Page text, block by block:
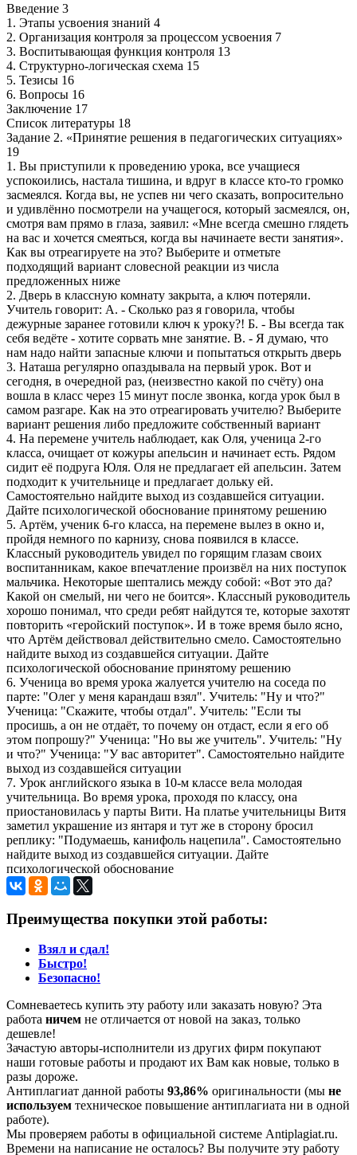
Введение 3
1. Этапы усвоения знаний 4
2. Организация контроля за процессом усвоения 7
3. Воспитывающая функция контроля 13
4. Структурно-логическая схема 15
5. Тезисы 16
6. Вопросы 16
Заключение 17
Список литературы 18
Задание 2. «Принятие решения в педагогических ситуациях»
19
1. Вы приступили к проведению урока, все учащиеся
успокоились, настала тишина, и вдруг в классе кто-то громко
засмеялся. Когда вы, не успев ни чего сказать, вопросительно
и удивлённо посмотрели на учащегося, который засмеялся, он,
смотря вам прямо в глаза, заявил: «Мне всегда смешно глядеть
на вас и хочется смеяться, когда вы начинаете вести занятия».
Как вы отреагируете на это? Выберите и отметьте
подходящий вариант словесной реакции из числа
предложенных ниже
2. Дверь в классную комнату закрыта, а ключ потеряли.
Учитель говорит: А. - Сколько раз я говорила, чтобы
дежурные заранее готовили ключ к уроку?! Б. - Вы всегда так
себя ведёте - хотите сорвать мне занятие. В. - Я думаю, что
нам надо найти запасные ключи и попытаться открыть дверь
3. Наташа регулярно опаздывала на первый урок. Вот и
сегодня, в очередной раз, (неизвестно какой по счёту) она
вошла в класс через 15 минут после звонка, когда урок был в
самом разгаре. Как на это отреагировать учителю? Выберите
вариант решения либо предложите собственный вариант
4. На перемене учитель наблюдает, как Оля, ученица 2-го
класса, очищает от кожуры апельсин и начинает есть. Рядом
сидит её подруга Юля. Оля не предлагает ей апельсин. Затем
подходит к учительнице и предлагает дольку ей.
Самостоятельно найдите выход из создавшейся ситуации.
Дайте психологической обоснование принятому решению
5. Артём, ученик 6-го класса, на перемене вылез в окно и,
пройдя немного по карнизу, снова появился в классе.
Классный руководитель увидел по горящим глазам своих
воспитанникам, какое впечатление произвёл на них поступок
мальчика. Некоторые шептались между собой: «Вот это да?
Какой он смелый, ни чего не боится». Классный руководитель
хорошо понимал, что среди ребят найдутся те, которые захотят
повторить «геройский поступок». И в тоже время было ясно,
что Артём действовал действительно смело. Самостоятельно
найдите выход из создавшейся ситуации. Дайте
психологической обоснование принятому решению
6. Ученица во время урока жалуется учителю на соседа по
парте: "Олег у меня карандаш взял". Учитель: "Ну и что?"
Ученица: "Скажите, чтобы отдал". Учитель: "Если ты
просишь, а он не отдаёт, то почему он отдаст, если я его об
этом попрошу?" Ученица: "Но вы же учитель". Учитель: "Ну
и что?" Ученица: "У вас авторитет". Самостоятельно найдите
выход из создавшейся ситуации
7. Урок английского языка в 10-м классе вела молодая
учительница. Во время урока, проходя по классу, она
приостановилась у парты Вити. На платье учительницы Витя
заметил украшение из янтаря и тут же в сторону бросил
реплику: "Подумаешь, канифоль нацепила". Самостоятельно
найдите выход из создавшейся ситуации. Дайте
психологической обоснование
Преимущества покупки этой работы:
Взял и сдал!
Быстро!
Безопасно!
Сомневаетесь купить эту работу или заказать новую? Эта
работа ничем не отличается от новой на заказ, только
дешевле!
Зачастую авторы-исполнители из других фирм покупают
наши готовые работы и продают их Вам как новые, только в
разы дороже.
Антиплагиат данной работы 93,86% оригинальности (мы не
используем техническое повышение антиплагиата ни в одной
работе).
Мы проверяем работы в официальной системе Аntiplagiat.ru.
Времени на написание не осталось? Вы получите эту работу